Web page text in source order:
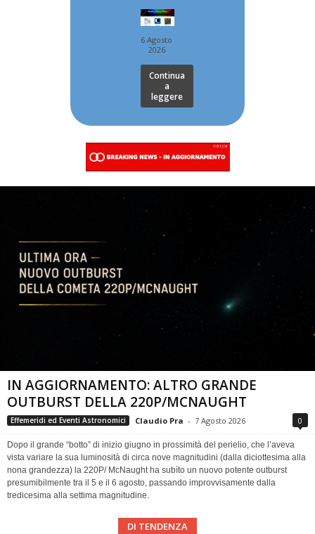
6 Agosto
2026
Continua
a
leggere
IN AGGIORNAMENTO: ALTRO GRANDE
OUTBURST DELLA 220P/MCNAUGHT
Effemeridi ed Eventi Astronomici Claudio Pra - 7 Agosto 2026 0
Dopo il grande “botto” di inizio giugno in prossimità del perielio, che l’aveva
vista variare la sua luminosità di circa nove magnitudini (dalla diciottesima alla
nona grandezza) la 220P/ McNaught ha subìto un nuovo potente outburst
presumibilmente tra il 5 e il 6 agosto, passando improvvisamente dalla
tredicesima alla settima magnitudine.
DI TENDENZA